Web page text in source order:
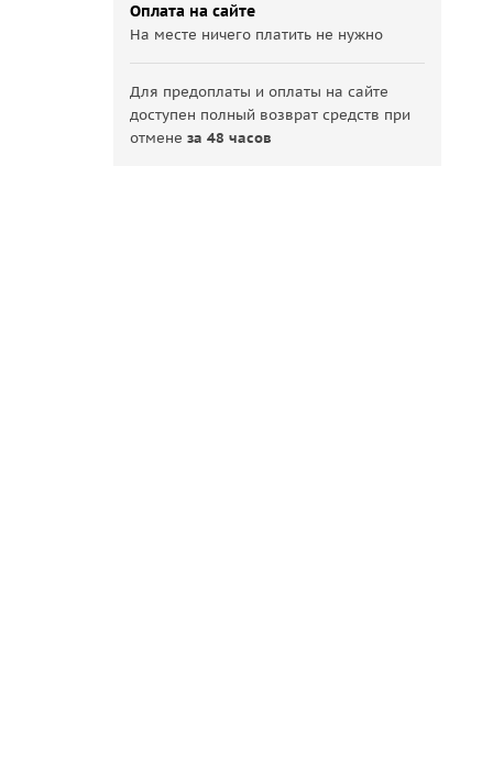
Оплата на сайте
На месте ничего платить не нужно
Для предоплаты и оплаты на сайте
доступен полный возврат средств при
отменеза 48 часов